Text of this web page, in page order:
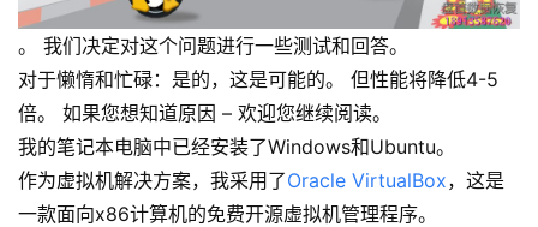
。 我们决定对这个问题进行一些测试和回答。
对于懒惰和忙碌：是的，这是可能的。 但性能将降低4-5
倍。 如果您想知道原因 – 欢迎您继续阅读。
我的笔记本电脑中已经安装了Windows和Ubuntu。
作为虚拟机解决方案，我采用了Oracle VirtualBox，这是
一款面向x86计算机的免费开源虚拟机管理程序。